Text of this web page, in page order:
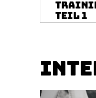
TEIL 1